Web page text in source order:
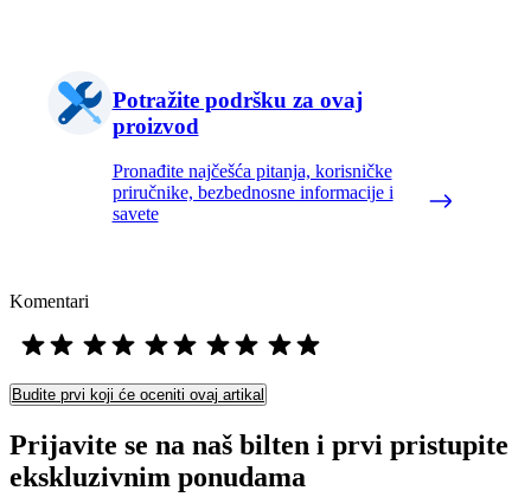
Potražite podršku za ovaj
proizvod
Pronađite najčešća pitanja, korisničke
priručnike, bezbednosne informacije i
savete
Komentari
Budite prvi koji će oceniti ovaj artikal
Prijavite se na naš bilten i prvi pristupite
ekskluzivnim ponudama